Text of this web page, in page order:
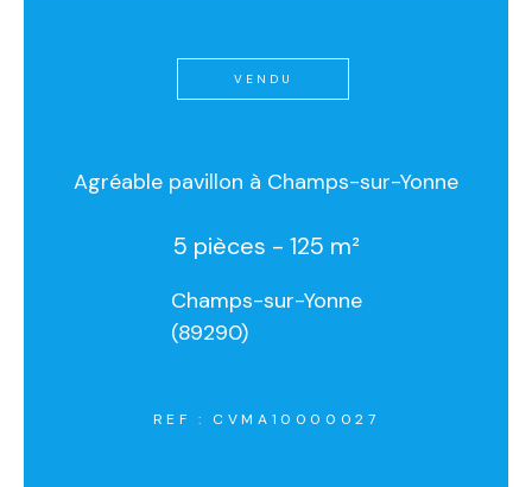
VENDU
Agréable pavillon à Champs-sur-Yonne
5 pièces - 125 m²
Champs-sur-Yonne
(89290)
REF : CVMA10000027